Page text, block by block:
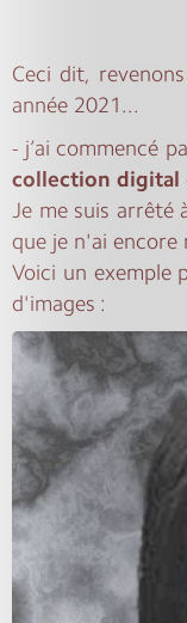
Ceci dit,
année 2021...
- j’ai commencé
collection digital
Je me suis arrêté
que je n'ai encore
Voici un exemple
d'images :